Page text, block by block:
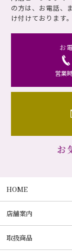
の方は、お電話、
け付けております。
お
営業
お
HOME
店舗案内
取扱商品